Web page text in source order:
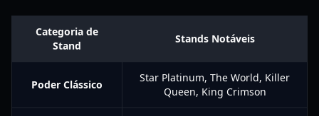
Categoria de
Stand
Stands Notáveis
Poder Clássico
Star Platinum, The World, Killer
Queen, King Crimson